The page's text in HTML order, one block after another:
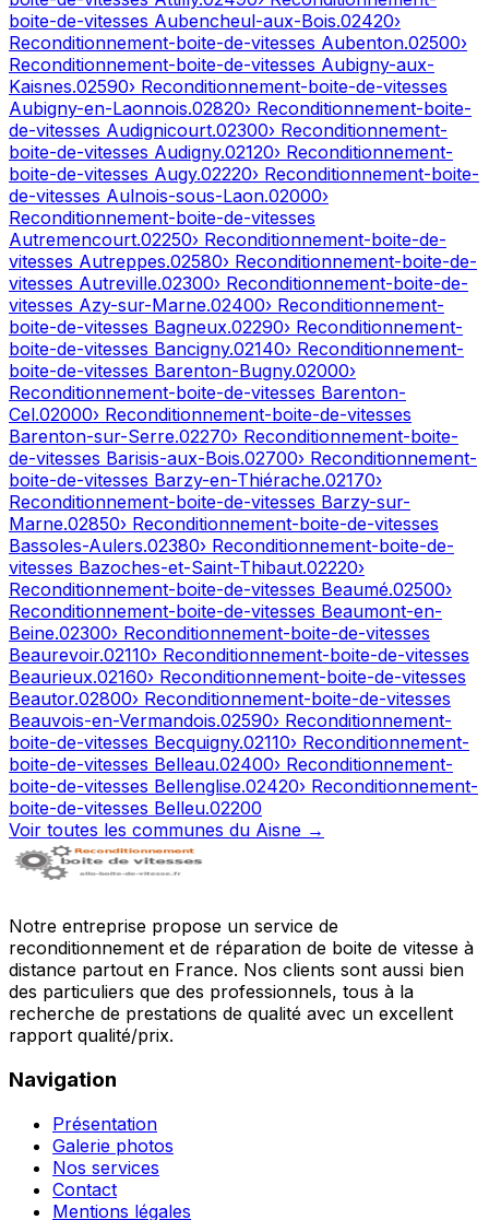
boite-de-vitesses Aubencheul-aux-Bois.02420›
Reconditionnement-boite-de-vitesses Aubenton.02500›
Reconditionnement-boite-de-vitesses Aubigny-aux-
Kaisnes.02590› Reconditionnement-boite-de-vitesses
Aubigny-en-Laonnois.02820› Reconditionnement-boite-
de-vitesses Audignicourt.02300› Reconditionnement-
boite-de-vitesses Audigny.02120› Reconditionnement-
boite-de-vitesses Augy.02220› Reconditionnement-boite-
de-vitesses Aulnois-sous-Laon.02000›
Reconditionnement-boite-de-vitesses
Autremencourt.02250› Reconditionnement-boite-de-
vitesses Autreppes.02580› Reconditionnement-boite-de-
vitesses Autreville.02300› Reconditionnement-boite-de-
vitesses Azy-sur-Marne.02400› Reconditionnement-
boite-de-vitesses Bagneux.02290› Reconditionnement-
boite-de-vitesses Bancigny.02140› Reconditionnement-
boite-de-vitesses Barenton-Bugny.02000›
Reconditionnement-boite-de-vitesses Barenton-
Cel.02000› Reconditionnement-boite-de-vitesses
Barenton-sur-Serre.02270› Reconditionnement-boite-
de-vitesses Barisis-aux-Bois.02700› Reconditionnement-
boite-de-vitesses Barzy-en-Thiérache.02170›
Reconditionnement-boite-de-vitesses Barzy-sur-
Marne.02850› Reconditionnement-boite-de-vitesses
Bassoles-Aulers.02380› Reconditionnement-boite-de-
vitesses Bazoches-et-Saint-Thibaut.02220›
Reconditionnement-boite-de-vitesses Beaumé.02500›
Reconditionnement-boite-de-vitesses Beaumont-en-
Beine.02300› Reconditionnement-boite-de-vitesses
Beaurevoir.02110› Reconditionnement-boite-de-vitesses
Beaurieux.02160› Reconditionnement-boite-de-vitesses
Beautor.02800› Reconditionnement-boite-de-vitesses
Beauvois-en-Vermandois.02590› Reconditionnement-
boite-de-vitesses Becquigny.02110› Reconditionnement-
boite-de-vitesses Belleau.02400› Reconditionnement-
boite-de-vitesses Bellenglise.02420› Reconditionnement-
boite-de-vitesses Belleu.02200
Voir toutes les communes du Aisne →
Notre entreprise propose un service de
reconditionnement et de réparation de boite de vitesse à
distance partout en France. Nos clients sont aussi bien
des particuliers que des professionnels, tous à la
recherche de prestations de qualité avec un excellent
rapport qualité/prix.
Navigation
Présentation
Galerie photos
Nos services
Contact
Mentions légales